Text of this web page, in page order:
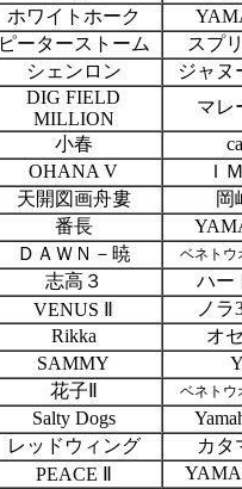
ホワイトホーク
ピーターストーム
スプ
シェンロン
ジャヌ
DIG FIELD
MILLION
マレ
小春
OHANA V
Ｉ
天開図画舟婁
岡
番長
ＤＡＷＮ－暁 ベネトウ
志高３
ハー
VENUS Ⅱ
ノラ
Rikka
オ
SAMMY
花子Ⅱ ベネトウ
Salty Dogs
レッドウィング
カタ
PEACE Ⅱ